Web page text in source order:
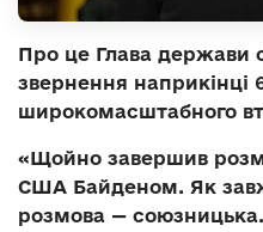
Про це Глава держави
звернення наприкінці
широкомасштабного
«Щойно завершив
США Байденом. Як
розмова —